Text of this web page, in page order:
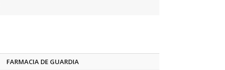
FARMACIA DE GUARDIA